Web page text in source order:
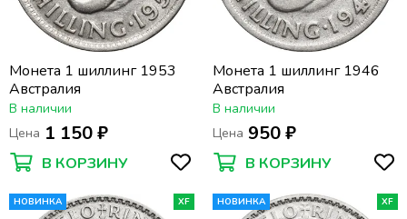
Монета 1 шиллинг 1953
Австралия
В наличии
Цена 1 150 ₽
В КОРЗИНУ
Монета 1 шиллинг 1946
Австралия
В наличии
Цена 950 ₽
В КОРЗИНУ
НОВИНКА XF НОВИНКА XF